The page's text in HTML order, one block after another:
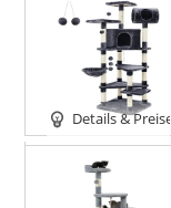
Details & Preise